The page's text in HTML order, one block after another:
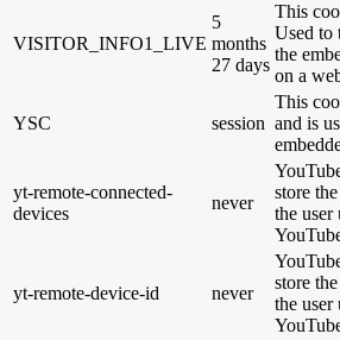
VISITOR_INFO1_LIVE
5
months
27 days
This
Used to
the
on a
YSC session
This
and is
yt-remote-connected-
devices
never
store
the user
yt-remote-device-id never
store
the user